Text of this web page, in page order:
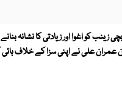
8 سالہ بچی زینب کو اغوا اور زیادتی کا
علی نے اپنی سزا کے خلاف ہائی